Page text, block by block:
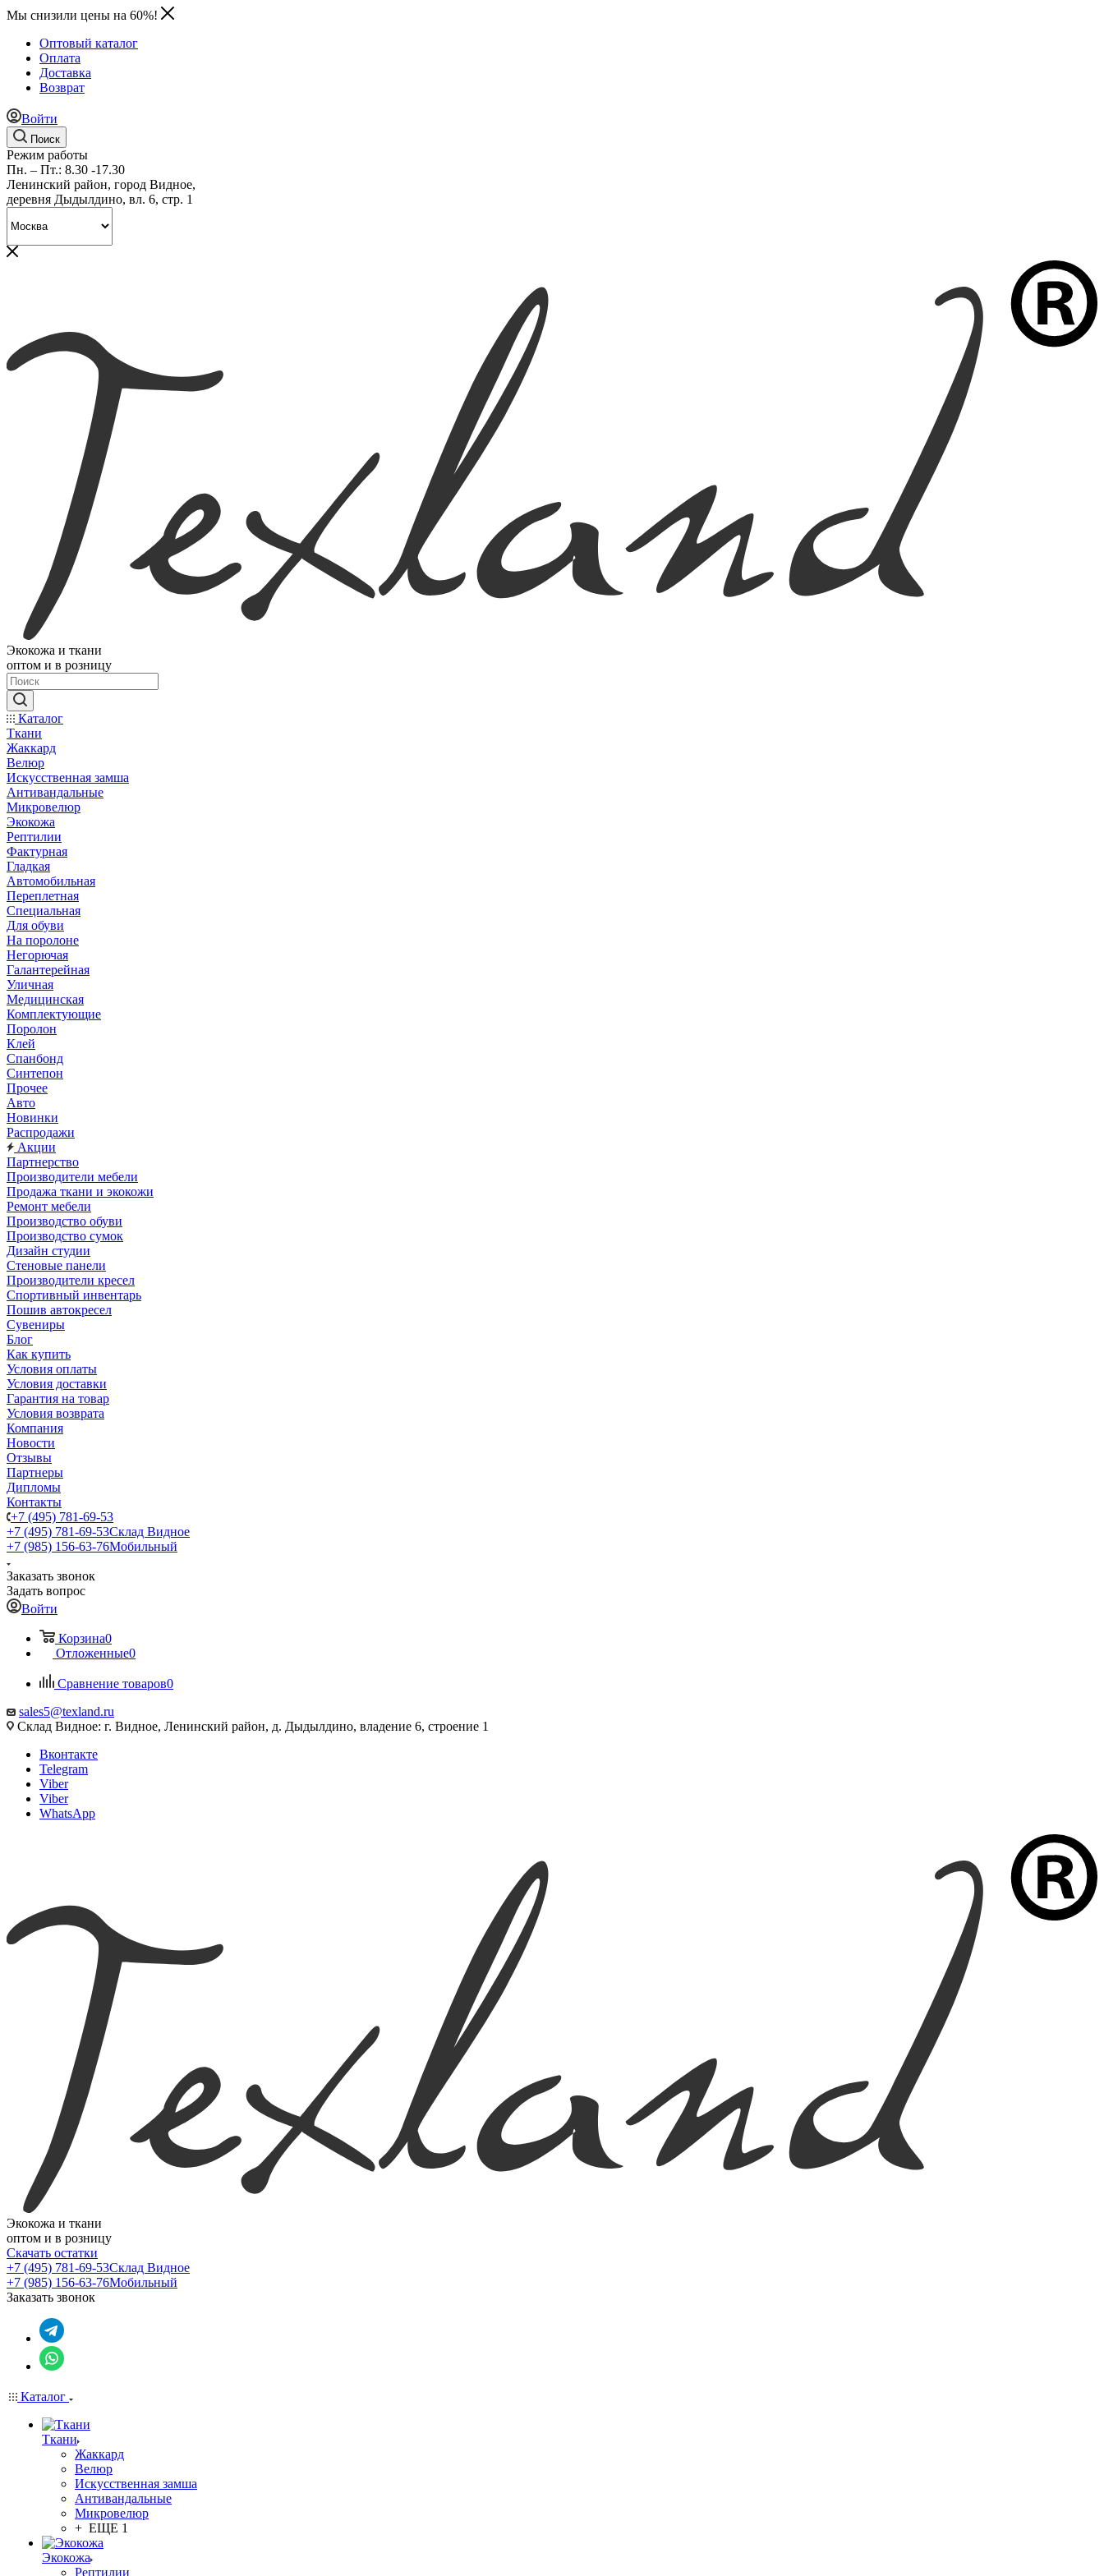
Мы снизили цены на 60%!
Оптовый каталог
Оплата
Доставка
Возврат
Войти
Поиск
Режим работы
Пн. – Пт.: 8.30 -17.30
Ленинский район, город Видное,
деревня Дыдылдино, вл. 6, стр. 1
Экокожа и ткани
оптом и в розницу
Каталог
Ткани
Жаккард
Велюр
Искусственная замша
Антивандальные
Микровелюр
Экокожа
Рептилии
Фактурная
Гладкая
Автомобильная
Переплетная
Специальная
Для обуви
На поролоне
Негорючая
Галантерейная
Уличная
Медицинская
Комплектующие
Поролон
Клей
Спанбонд
Синтепон
Прочее
Авто
Новинки
Распродажи
Акции
Партнерство
Производители мебели
Продажа ткани и экокожи
Ремонт мебели
Производство обуви
Производство сумок
Дизайн студии
Стеновые панели
Производители кресел
Спортивный инвентарь
Пошив автокресел
Сувениры
Блог
Как купить
Условия оплаты
Условия доставки
Гарантия на товар
Условия возврата
Компания
Новости
Отзывы
Партнеры
Дипломы
Контакты
+7 (495) 781-69-53
+7 (495) 781-69-53Склад Видное
+7 (985) 156-63-76Мобильный
Заказать звонок
Задать вопрос
Войти
Корзина0
Отложенные0
Сравнение товаров0
sales5@texland.ru
Склад Видное: г. Видное, Ленинский район, д. Дыдылдино, владение 6, строение 1
Вконтакте
Telegram
Viber
Viber
WhatsApp
Экокожа и ткани
оптом и в розницу
Скачать остатки
+7 (495) 781-69-53Склад Видное
+7 (985) 156-63-76Мобильный
Заказать звонок
Каталог
Ткани
Жаккард
Велюр
Искусственная замша
Антивандальные
Микровелюр
+ ЕЩЕ 1
Экокожа
Рептилии